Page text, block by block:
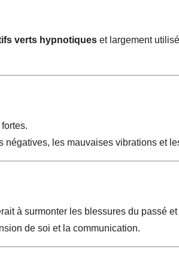
verts hypnotiques et largement
négatives, les mauvaises vibrations et
à surmonter les blessures du passé
de soi et la communication.